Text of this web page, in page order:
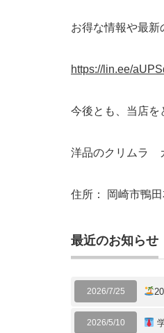
お得な情報や最新
https://lin.ee/
今後とも、当店を
洋品のクリムラ
住所： 岡崎市鴨
最近のお知らせ
2026/7/25
2026/5/10